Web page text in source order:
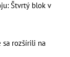
Štvrtý blok v
sa rozšírili na